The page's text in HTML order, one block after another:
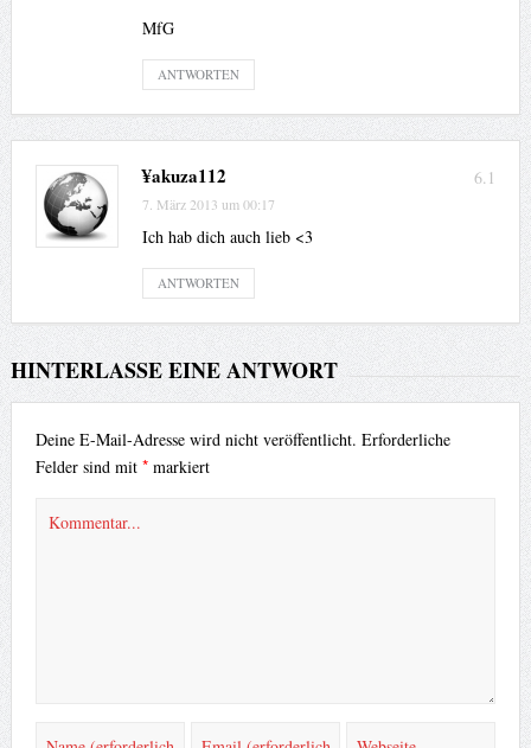
MfG
ANTWORTEN
6.1
¥akuza112
7. März 2013 um 00:17
Ich hab dich auch lieb <3
ANTWORTEN
HINTERLASSE EINE ANTWORT
Deine E-Mail-Adresse wird nicht veröffentlicht. Erforderliche
Felder sind mit *markiert